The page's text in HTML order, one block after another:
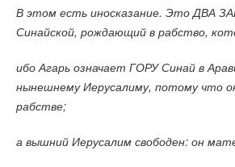
В этом есть иносказание. Это ДВА
Синайской, рождающий в рабство,
ибо Агарь означает ГОРУ Синай в
нынешнему Иерусалиму, потому что
рабстве;
а вышний Иерусалим свободен: он